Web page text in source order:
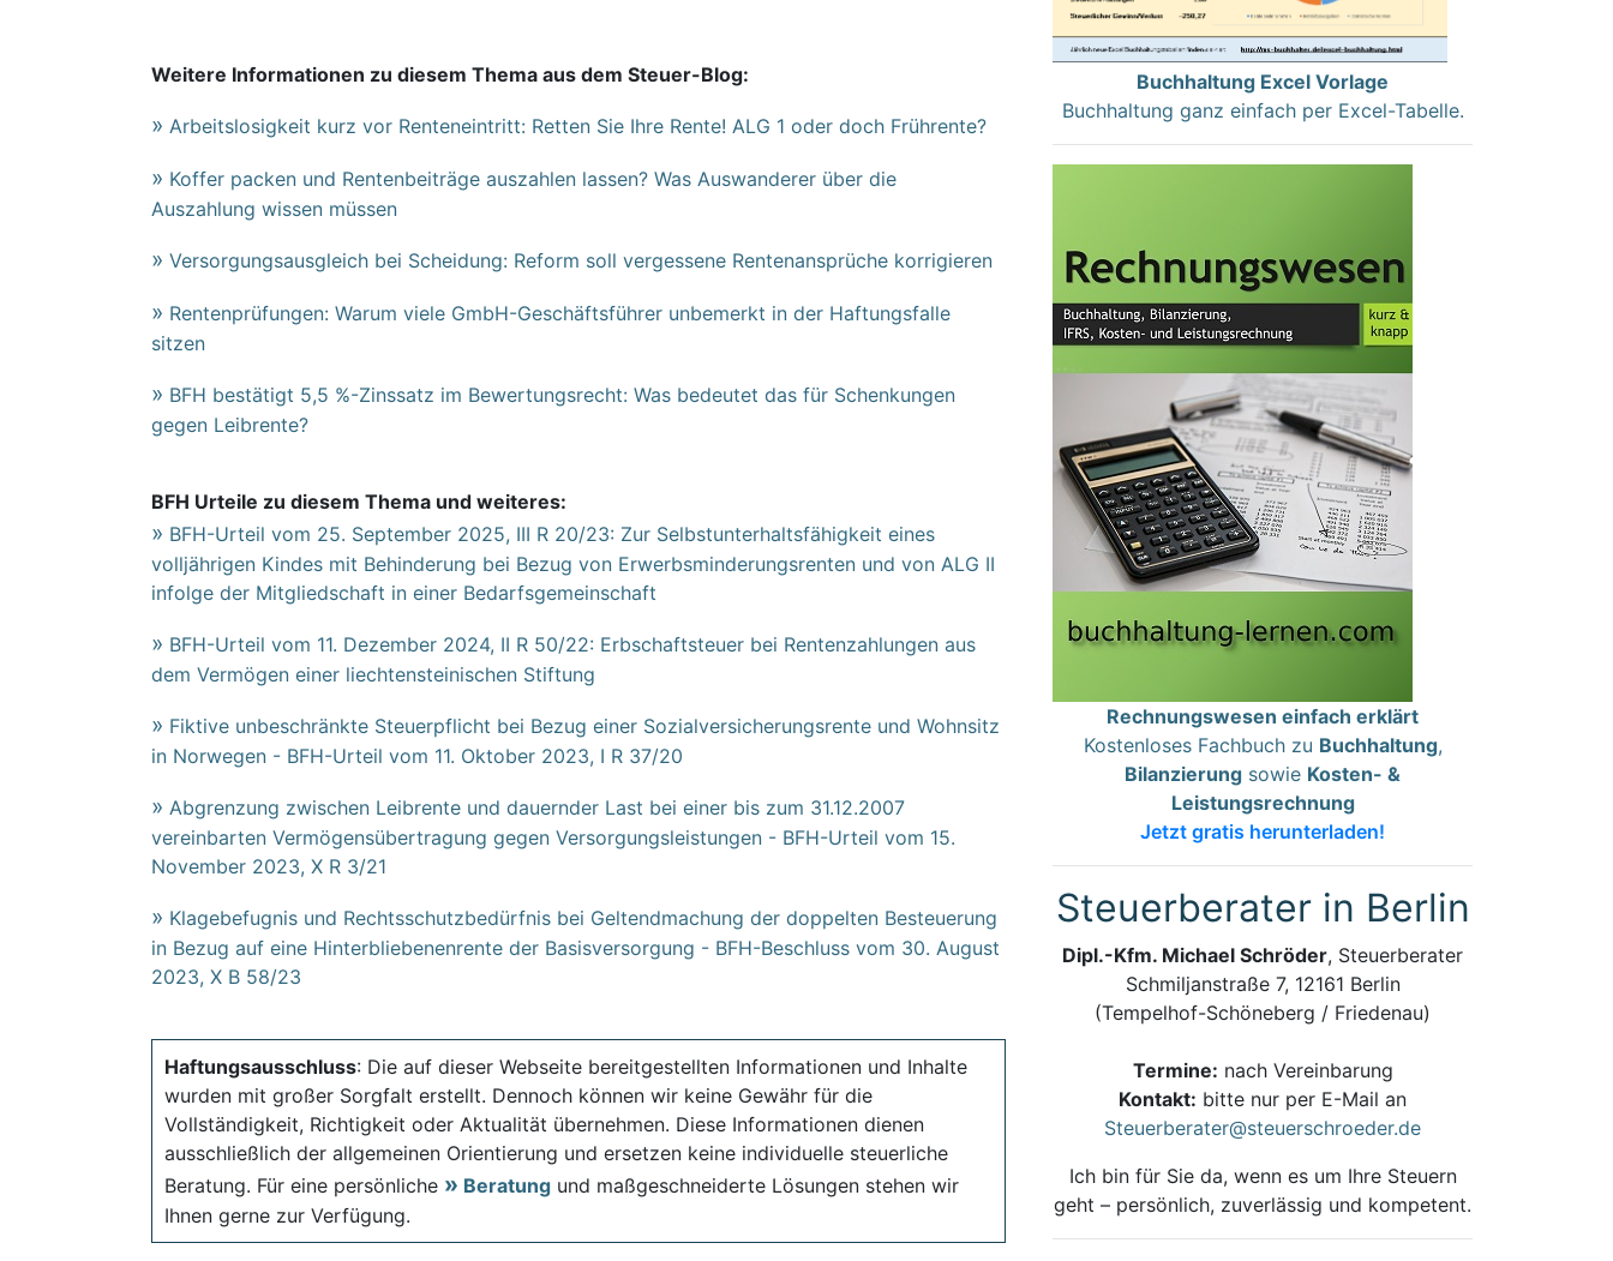
Weitere Informationen zu diesem Thema aus dem Steuer-Blog:
Arbeitslosigkeit kurz vor Renteneintritt: Retten Sie Ihre Rente! ALG 1 oder doch Frührente?
Koffer packen und Rentenbeiträge auszahlen lassen? Was Auswanderer über die
Auszahlung wissen müssen
Versorgungsausgleich bei Scheidung: Reform soll vergessene Rentenansprüche korrigieren
Rentenprüfungen: Warum viele GmbH-Geschäftsführer unbemerkt in der Haftungsfalle
sitzen
BFH bestätigt 5,5 %-Zinssatz im Bewertungsrecht: Was bedeutet das für Schenkungen
gegen Leibrente?
BFH Urteile zu diesem Thema und weiteres:
BFH-Urteil vom 25. September 2025, III R 20/23: Zur Selbstunterhaltsfähigkeit eines
volljährigen Kindes mit Behinderung bei Bezug von Erwerbsminderungsrenten und von ALG II
infolge der Mitgliedschaft in einer Bedarfsgemeinschaft
BFH-Urteil vom 11. Dezember 2024, II R 50/22: Erbschaftsteuer bei Rentenzahlungen aus
dem Vermögen einer liechtensteinischen Stiftung
Fiktive unbeschränkte Steuerpflicht bei Bezug einer Sozialversicherungsrente und Wohnsitz
in Norwegen - BFH-Urteil vom 11. Oktober 2023, I R 37/20
Abgrenzung zwischen Leibrente und dauernder Last bei einer bis zum 31.12.2007
vereinbarten Vermögensübertragung gegen Versorgungsleistungen - BFH-Urteil vom 15.
November 2023, X R 3/21
Klagebefugnis und Rechtsschutzbedürfnis bei Geltendmachung der doppelten Besteuerung
in Bezug auf eine Hinterbliebenenrente der Basisversorgung - BFH-Beschluss vom 30. August
2023, X B 58/23
Haftungsausschluss: Die auf dieser Webseite bereitgestellten Informationen und Inhalte
wurden mit großer Sorgfalt erstellt. Dennoch können wir keine Gewähr für die
Vollständigkeit, Richtigkeit oder Aktualität übernehmen. Diese Informationen dienen
ausschließlich der allgemeinen Orientierung und ersetzen keine individuelle steuerliche
Beratung. Für eine persönliche
Beratung und maßgeschneiderte Lösungen stehen wir
Ihnen gerne zur Verfügung.
Buchhaltung Excel Vorlage
Buchhaltung ganz einfach per Excel-Tabelle.
Rechnungswesen einfach erklärt
Kostenloses Fachbuch zu Buchhaltung,
Bilanzierung sowie Kosten- &
Leistungsrechnung
Jetzt gratis herunterladen!
Steuerberater in Berlin
Dipl.-Kfm. Michael Schröder, Steuerberater
Schmiljanstraße 7, 12161 Berlin
(Tempelhof-Schöneberg / Friedenau)
Termine: nach Vereinbarung
Kontakt: bitte nur per E-Mail an
Steuerberater@steuerschroeder.de
Ich bin für Sie da, wenn es um Ihre Steuern
geht – persönlich, zuverlässig und kompetent.